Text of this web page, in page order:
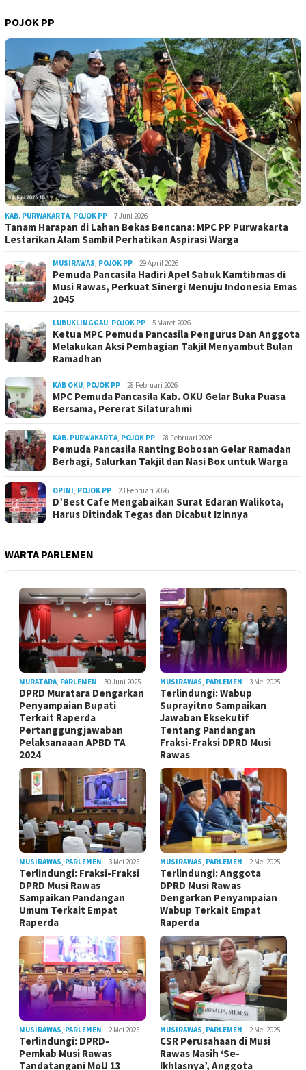
POJOK PP
KAB. PURWAKARTA POJOK PP 7 Juni 2026
Tanam Harapan di Lahan Bekas Bencana: MPC PP Purwakarta
Lestarikan Alam Sambil Perhatikan Aspirasi Warga
MUSIRAWAS POJOK PP 29 April 2026
Pemuda Pancasila Hadiri Apel Sabuk Kamtibmas di
Musi Rawas, Perkuat Sinergi Menuju Indonesia Emas
2045
LUBUKLINGGAU POJOK PP 5 Maret 2026
Ketua MPC Pemuda Pancasila Pengurus Dan Anggota
Melakukan Aksi Pembagian Takjil Menyambut Bulan
Ramadhan
KAB OKU POJOK PP 28 Februari 2026
MPC Pemuda Pancasila Kab. OKU Gelar Buka Puasa
Bersama, Pererat Silaturahmi
KAB. PURWAKARTA POJOK PP 28 Februari 2026
Pemuda Pancasila Ranting Bobosan Gelar Ramadan
Berbagi, Salurkan Takjil dan Nasi Box untuk Warga
OPINI POJOK PP 23 Februari 2026
D’Best Cafe Mengabaikan Surat Edaran Walikota,
Harus Ditindak Tegas dan Dicabut Izinnya
WARTA PARLEMEN
MURATARA PARLEMEN 30 Juni 2025
DPRD Muratara Dengarkan
Penyampaian Bupati
Terkait Raperda
Pertanggungjawaban
Pelaksanaaan APBD TA
2024
MUSIRAWAS PARLEMEN 3 Mei 2025
Terlindungi: Wabup
Suprayitno Sampaikan
Jawaban Eksekutif
Tentang Pandangan
Fraksi-Fraksi DPRD Musi
Rawas
MUSIRAWAS PARLEMEN 3 Mei 2025
Terlindungi: Fraksi-Fraksi
DPRD Musi Rawas
Sampaikan Pandangan
Umum Terkait Empat
Raperda
MUSIRAWAS PARLEMEN 2 Mei 2025
Terlindungi: Anggota
DPRD Musi Rawas
Dengarkan Penyampaian
Wabup Terkait Empat
Raperda
MUSIRAWAS PARLEMEN 2 Mei 2025
Terlindungi: DPRD-
Pemkab Musi Rawas
Tandatangani MoU 13
MUSIRAWAS PARLEMEN 2 Mei 2025
CSR Perusahaan di Musi
Rawas Masih ‘Se-
Ikhlasnya’, Anggota